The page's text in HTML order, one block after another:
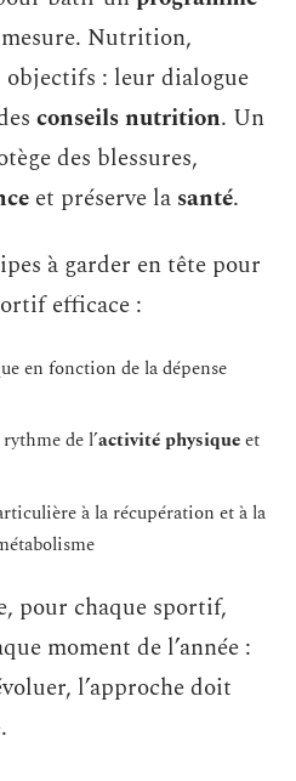
Nutrition,
: leur dialogue
conseils nutrition. Un
des blessures,
et préserve la santé.
à garder en tête pour
efficace :
en fonction de la dépense
de l’activité physiqueet
à la récupération et à la
pour chaque sportif,
moment de l’année :
l’approche doit